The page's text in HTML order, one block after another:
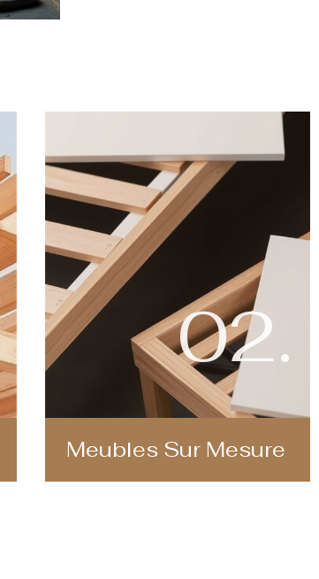
02.
Meubles Sur Mesure